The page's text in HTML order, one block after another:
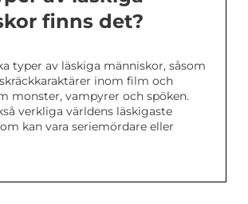
finns det?
typer av läskiga människor, såsom
inom film och
monster, vampyrer och spöken.
verkliga världens läskigaste
kan vara seriemördare eller